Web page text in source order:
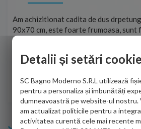
Am achizitionat cadita de dus
90x70 cm, este foarte frumoasa,
de personalul firmei dvs. cu care am
adus coletul in siguranta.Numai bine,
Sofrone Viviana -28.07.2026
Detalii și setări
SC Bagno Moderno S.R.L utilizează
pentru a personaliza și îmbunătăți
dumneavoastră pe website-ul nostru.
am actualizat politicile pentru a
activitatea curentă cele mai recente